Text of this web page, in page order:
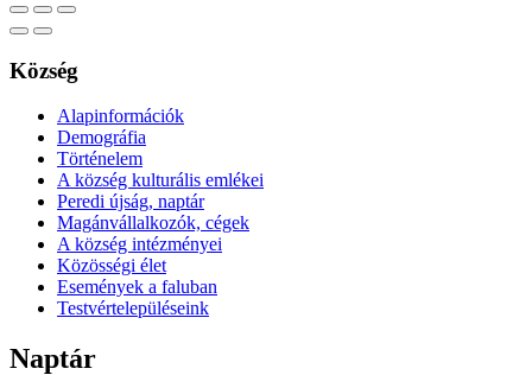
Község
Alapinformációk
Demográfia
Történelem
A község kulturális emlékei
Peredi újság, naptár
Magánvállalkozók, cégek
A község intézményei
Közösségi élet
Események a faluban
Testvértelepüléseink
Naptár